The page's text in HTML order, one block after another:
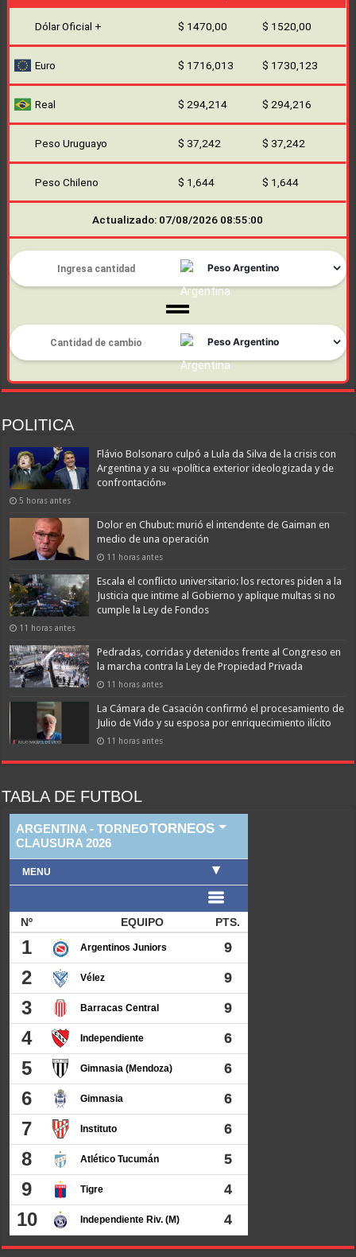
Dólar Oficial + $ 1470,00 $ 1520,00
Euro $ 1716,013 $ 1730,123
Real $ 294,214 $ 294,216
Peso Uruguayo $ 37,242 $ 37,242
Peso Chileno $ 1,644 $ 1,644
Actualizado: 07/08/2026 08:55:00
POLITICA
Flávio Bolsonaro culpó a Lula da Silva de la crisis con
Argentina y a su «política exterior ideologizada y de
confrontación»
5 horas antes
Dolor en Chubut: murió el intendente de Gaiman en
medio de una operación
11 horas antes
Escala el conflicto universitario: los rectores piden a la
Justicia que intime al Gobierno y aplique multas si no
cumple la Ley de Fondos
11 horas antes
Pedradas, corridas y detenidos frente al Congreso en
la marcha contra la Ley de Propiedad Privada
11 horas antes
La Cámara de Casación confirmó el procesamiento de
Julio de Vido y su esposa por enriquecimiento ilícito
11 horas antes
TABLA DE FUTBOL